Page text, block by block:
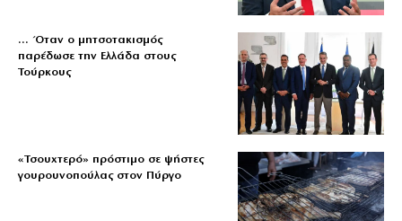
… Όταν ο μητσοτακισμός
παρέδωσε την Ελλάδα στους
Τούρκους
«Τσουχτερό» πρόστιμο σε ψήστες
γουρουνοπούλας στον Πύργο